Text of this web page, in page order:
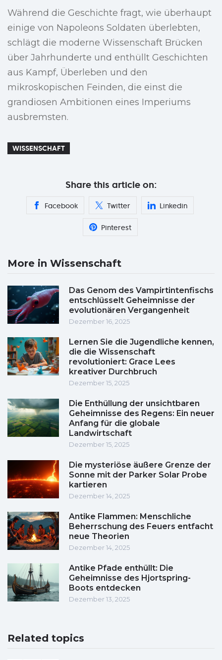
Während die Geschichte fragt, wie überhaupt
einige von Napoleons Soldaten überlebten,
schlägt die moderne Wissenschaft Brücken
über Jahrhunderte und enthüllt Geschichten
aus Kampf, Überleben und den
mikroskopischen Feinden, die einst die
grandiosen Ambitionen eines Imperiums
ausbremsten.
WISSENSCHAFT
Share this article on:
Facebook Twitter Linkedin
Pinterest
More in Wissenschaft
Das Genom des Vampirtintenfischs
entschlüsselt Geheimnisse der
evolutionären Vergangenheit
Dezember 16, 2025
Lernen Sie die Jugendliche kennen,
die die Wissenschaft
revolutioniert: Grace Lees
kreativer Durchbruch
Dezember 15, 2025
Die Enthüllung der unsichtbaren
Geheimnisse des Regens: Ein neuer
Anfang für die globale
Landwirtschaft
Dezember 15, 2025
Die mysteriöse äußere Grenze der
Sonne mit der Parker Solar Probe
kartieren
Dezember 14, 2025
Antike Flammen: Menschliche
Beherrschung des Feuers entfacht
neue Theorien
Dezember 14, 2025
Antike Pfade enthüllt: Die
Geheimnisse des Hjortspring-
Boots entdecken
Dezember 13, 2025
Related topics